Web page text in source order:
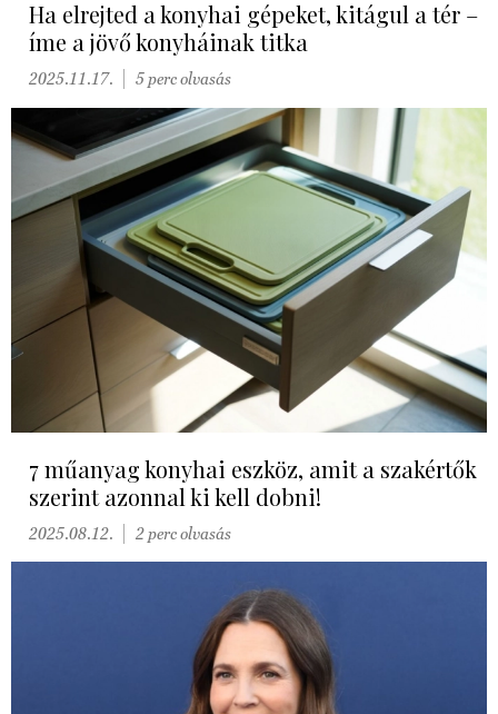
Ha elrejted a konyhai gépeket, kitágul a tér –
íme a jövő konyháinak titka
2025.11.17. 5 perc olvasás
7 műanyag konyhai eszköz, amit a szakértők
szerint azonnal ki kell dobni!
2025.08.12. 2 perc olvasás